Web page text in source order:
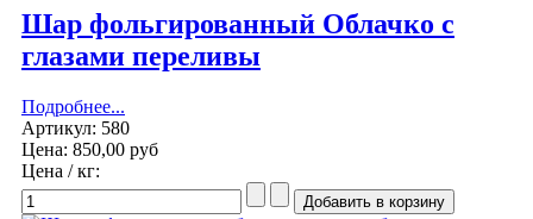
Шар фольгированный Облачко с
глазами переливы
Подробнее...
Артикул: 580
Цена: 850,00 руб
Цена / кг: